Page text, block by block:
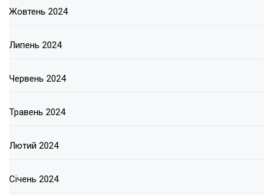
Жовтень 2024
Липень 2024
Червень 2024
Травень 2024
Лютий 2024
Січень 2024